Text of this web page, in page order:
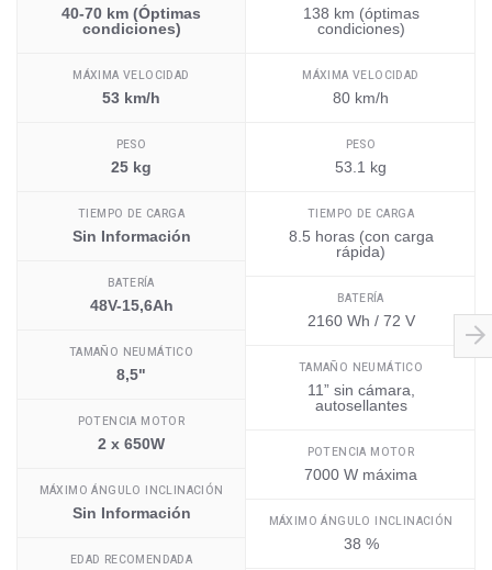
40-70 km (Óptimas
condiciones)
MÁXIMA VELOCIDAD
53 km/h
PESO
25 kg
TIEMPO DE CARGA
Sin Información
BATERÍA
48V-15,6Ah
TAMAÑO NEUMÁTICO
8,5"
POTENCIA MOTOR
2 x 650W
MÁXIMO ÁNGULO INCLINACIÓN
Sin Información
EDAD RECOMENDADA
138 km (óptimas
condiciones)
MÁXIMA VELOCIDAD
80 km/h
PESO
53.1 kg
TIEMPO DE CARGA
8.5 horas (con carga
rápida)
BATERÍA
2160 Wh / 72 V
TAMAÑO NEUMÁTICO
11” sin cámara,
autosellantes
POTENCIA MOTOR
7000 W máxima
MÁXIMO ÁNGULO INCLINACIÓN
38 %